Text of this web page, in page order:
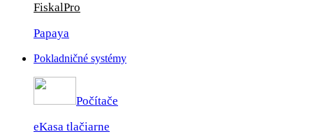
FiskalPro
Papaya
Pokladničné systémy
Počítače
eKasa tlačiarne